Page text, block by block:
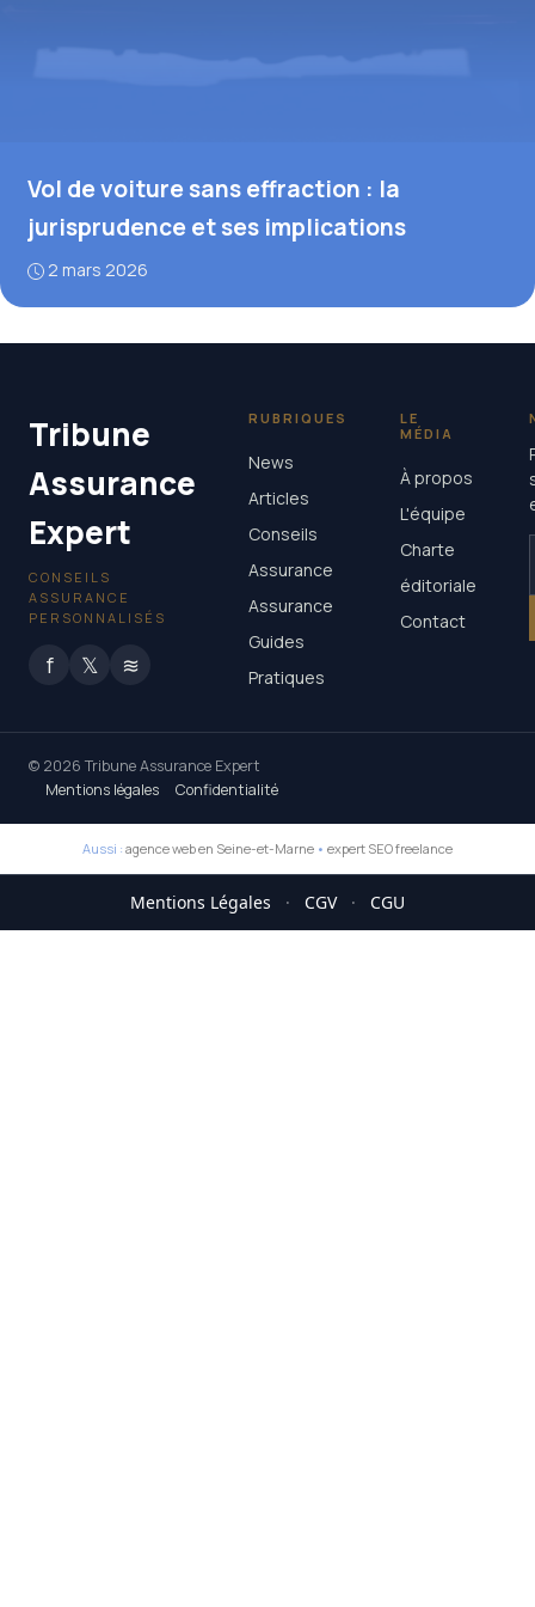
Vol de voiture sans effraction : la
jurisprudence et ses implications
2 mars 2026
Tribune
Assurance
Expert
CONSEILS
ASSURANCE
PERSONNALISÉS
f 𝕏 ≋
RUBRIQUES
News
Articles
Conseils
Assurance
Assurance
Guides
Pratiques
LE
MÉDIA
À propos
L'équipe
Charte
éditoriale
Contact
© 2026 Tribune Assurance Expert
Mentions légales
Confidentialité
Aussi : agence web en Seine-et-Marne • expert SEO freelance
Mentions Légales · CGV · CGU